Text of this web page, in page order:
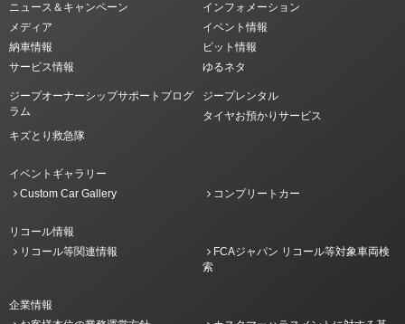
ニュース＆キャンペーン
インフォメーション
メディア
イベント情報
納車情報
ピット情報
サービス情報
ゆるネタ
ジープオーナーシップサポートプログ
ラム
ジープレンタル
タイヤお預かりサービス
キズとり救急隊
イベントギャラリー
Custom Car Gallery
コンプリートカー
リコール情報
リコール等関連情報
FCAジャパン リコール等対象車両検
索
企業情報